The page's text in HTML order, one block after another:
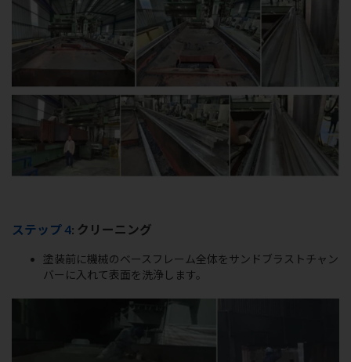
ステップ 4: クリーニング
塗装前に機械のベースフレーム全体をサンドブラストチャン
バーに入れて表面を洗浄します。